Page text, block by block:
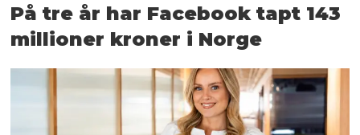
På tre år har Facebook tapt 143
millioner kroner i Norge